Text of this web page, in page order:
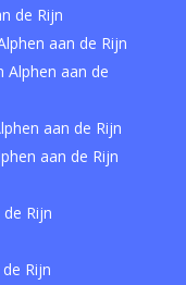
de Rijn
aan de Rijn
Alphen aan de
aan de Rijn
aan de Rijn
Rijn
Rijn